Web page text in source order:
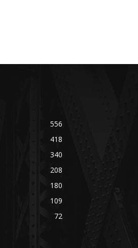
556
418
340
208
180
109
72